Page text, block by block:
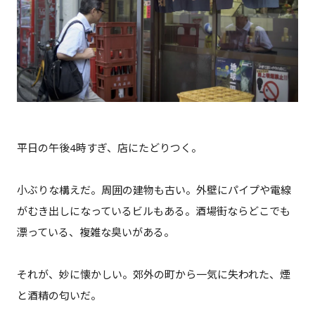
平日の午後4時すぎ、店にたどりつく。
小ぶりな構えだ。周囲の建物も古い。外壁にパイプや電線
がむき出しになっているビルもある。酒場街ならどこでも
漂っている、複雑な臭いがある。
それが、妙に懐かしい。郊外の町から一気に失われた、煙
と酒精の匂いだ。